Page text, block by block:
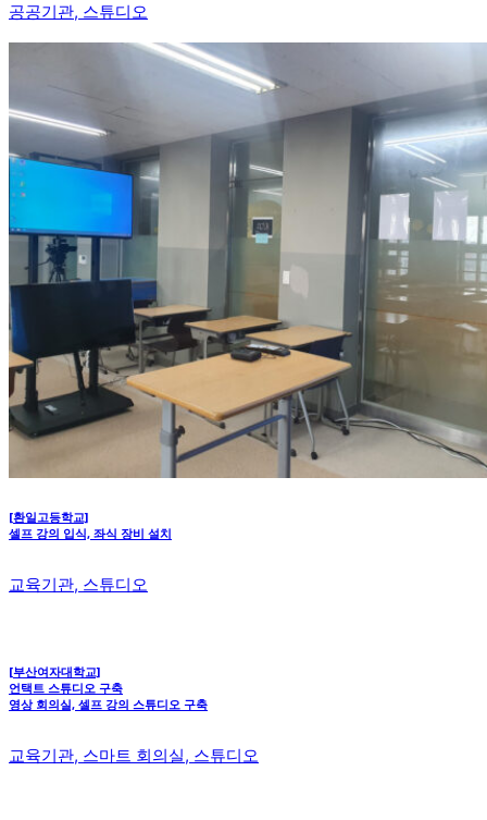
공공기관, 스튜디오
[환일고등학교]
셀프 강의 입식, 좌식 장비 설치
교육기관, 스튜디오
[부산여자대학교]
언택트 스튜디오 구축
영상 회의실, 셀프 강의 스튜디오 구축
교육기관, 스마트 회의실, 스튜디오